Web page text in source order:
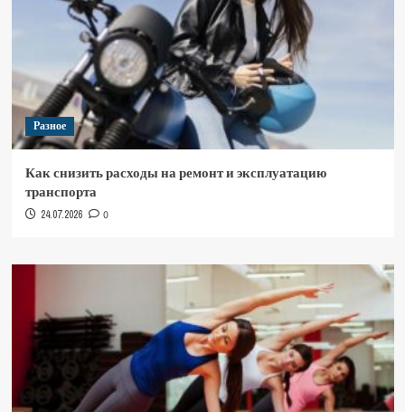
Разное
Как снизить расходы на ремонт и эксплуатацию
транспорта
24.07.2026 0